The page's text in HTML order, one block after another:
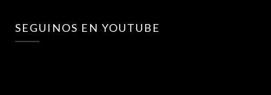
SEGUINOS EN YOUTUBE